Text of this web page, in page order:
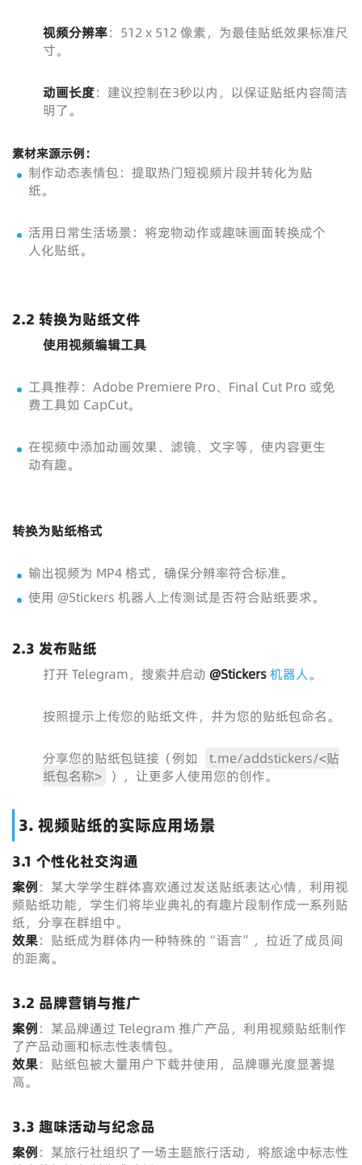
视频分辨率：512 x 512 像素，为最佳贴纸效果标准尺
寸。
动画长度：建议控制在3秒以内，以保证贴纸内容简洁
明了。
素材来源示例：
制作动态表情包：提取热门短视频片段并转化为贴
纸。
活用日常生活场景：将宠物动作或趣味画面转换成个
人化贴纸。
2.2 转换为贴纸文件
使用视频编辑工具
工具推荐：Adobe Premiere Pro、Final Cut Pro 或免
费工具如 CapCut。
在视频中添加动画效果、滤镜、文字等，使内容更生
动有趣。
转换为贴纸格式
输出视频为 MP4 格式，确保分辨率符合标准。
使用 @Stickers 机器人上传测试是否符合贴纸要求。
2.3 发布贴纸
打开 Telegram，搜索并启动 @Stickers 机器人。
按照提示上传您的贴纸文件，并为您的贴纸包命名。
分享您的贴纸包链接（例如
t.me/addstickers/<贴
纸包名称>
），让更多人使用您的创作。
3. 视频贴纸的实际应用场景
3.1 个性化社交沟通
案例：某大学学生群体喜欢通过发送贴纸表达心情，利用视
频贴纸功能，学生们将毕业典礼的有趣片段制作成一系列贴
纸，分享在群组中。
效果：贴纸成为群体内一种特殊的“语言”，拉近了成员间
的距离。
3.2 品牌营销与推广
案例：某品牌通过 Telegram 推广产品，利用视频贴纸制作
了产品动画和标志性表情包。
效果：贴纸包被大量用户下载并使用，品牌曝光度显著提
高。
3.3 趣味活动与纪念品
案例：某旅行社组织了一场主题旅行活动，将旅途中标志性